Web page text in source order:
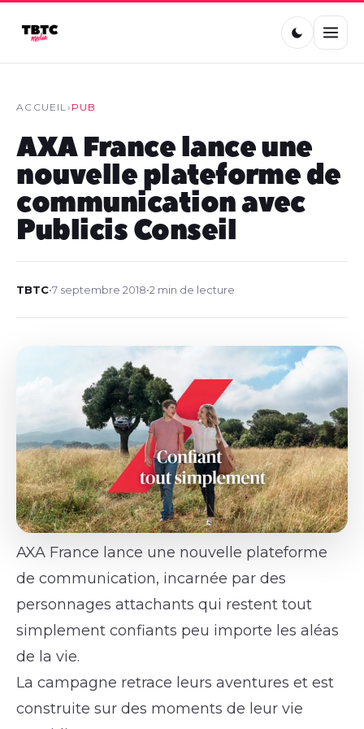
ACCUEIL› PUB
AXA France lance une
nouvelle plateforme de
communication avec
Publicis Conseil
TBTC•7 septembre 2018•2 min de lecture
AXA France lance une nouvelle plateforme
de communication, incarnée par des
personnages attachants qui restent tout
simplement confiants peu importe les aléas
de la vie.
La campagne retrace leurs aventures et est
construite sur des moments de leur vie